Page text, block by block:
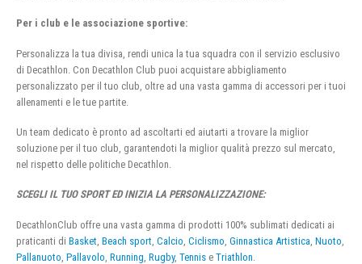
Per i club e le associazione sportive:
Personalizza la tua divisa, rendi unica la tua squadra con il servizio esclusivo
di Decathlon. Con Decathlon Club puoi acquistare abbigliamento
personalizzato per il tuo club, oltre ad una vasta gamma di accessori per i tuoi
allenamenti e le tue partite.
Un team dedicato è pronto ad ascoltarti ed aiutarti a trovare la miglior
soluzione per il tuo club, garantendoti la miglior qualità prezzo sul mercato,
nel rispetto delle politiche Decathlon.
SCEGLI IL TUO SPORT ED INIZIA LA PERSONALIZZAZIONE:
DecathlonClub offre una vasta gamma di prodotti 100% sublimati dedicati ai
praticanti di Basket Beach sport Calcio Ciclismo Ginnastica Artistica Nuoto
Pallanuoto Pallavolo Running Rugby, Tennis e Triathlon